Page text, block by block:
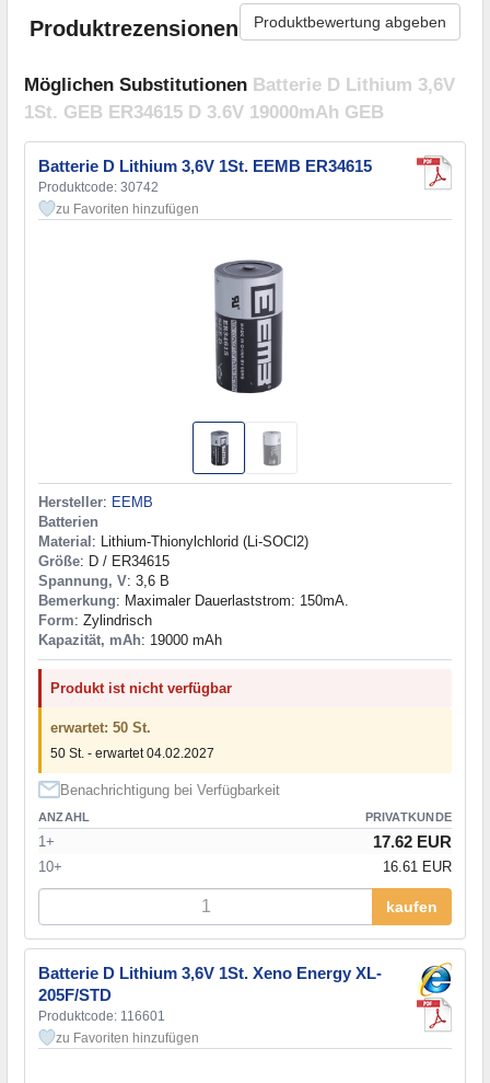
Produktrezensionen Produktbewertung abgeben
Möglichen Substitutionen Batterie D Lithium 3,6V
1St. GEB ER34615 D 3.6V 19000mAh GEB
Batterie D Lithium 3,6V 1St. EEMB ER34615
Produktcode: 30742
zu Favoriten hinzufügen
Hersteller: EEMB
Batterien
Material : Lithium-Thionylchlorid (Li-SOCl2)
Größe: D / ER34615
Spannung, V: 3,6 В
Bemerkung: Maximaler Dauerlaststrom: 150mA.
Form: Zylindrisch
Kapazität, mAh: 19000 mAh
Produkt ist nicht verfügbar
erwartet: 50 St.
50 St. - erwartet 04.02.2027
Benachrichtigung bei Verfügbarkeit
ANZAHL PRIVATKUNDE
1+ 17.62 EUR
10+ 16.61 EUR
kaufen
Batterie D Lithium 3,6V 1St. Xeno Energy XL-
205F/STD
Produktcode: 116601
zu Favoriten hinzufügen